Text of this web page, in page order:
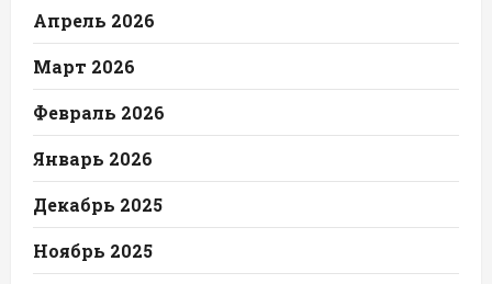
Апрель 2026
Март 2026
Февраль 2026
Январь 2026
Декабрь 2025
Ноябрь 2025